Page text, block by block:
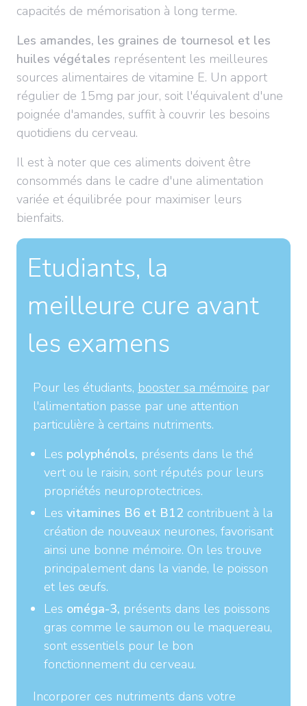
capacités de mémorisation à long terme.
Les amandes, les graines de tournesol et les
huiles végétales représentent les meilleures
sources alimentaires de vitamine E. Un apport
régulier de 15mg par jour, soit l'équivalent d'une
poignée d'amandes, suffit à couvrir les besoins
quotidiens du cerveau.
Il est à noter que ces aliments doivent être
consommés dans le cadre d'une alimentation
variée et équilibrée pour maximiser leurs
bienfaits.
Etudiants, la
meilleure cure avant
les examens
Pour les étudiants, booster sa mémoire par
l'alimentation passe par une attention
particulière à certains nutriments.
Les polyphénols, présents dans le thé
vert ou le raisin, sont réputés pour leurs
propriétés neuroprotectrices.
Les vitamines B6 et B12 contribuent à la
création de nouveaux neurones, favorisant
ainsi une bonne mémoire. On les trouve
principalement dans la viande, le poisson
et les œufs.
Les oméga-3, présents dans les poissons
gras comme le saumon ou le maquereau,
sont essentiels pour le bon
fonctionnement du cerveau.
Incorporer ces nutriments dans votre